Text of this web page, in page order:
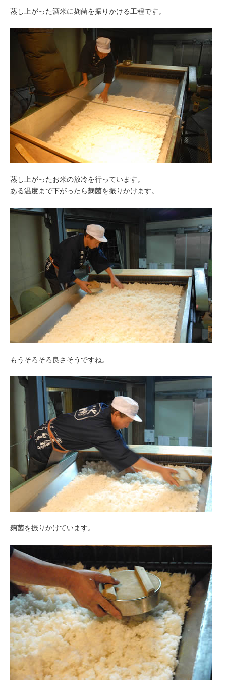
蒸し上がった酒米に麹菌を振りかける工程です。
蒸し上がったお米の放冷を行っています。
ある温度まで下がったら麹菌を振りかけます。
もうそろそろ良さそうですね。
麹菌を振りかけています。